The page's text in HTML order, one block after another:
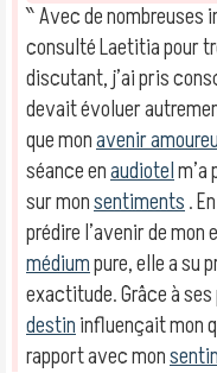
‶ Avec de nombreuses
consulté Laetitia pour
discutant, j’ai pris
devait évoluer
que monavenir
séance enaudiotel
sur monsentiments.
prédire l’avenir de
médiumpure, elle a su
exactitude. Grâce à
destininfluençait mon
rapport avec mon